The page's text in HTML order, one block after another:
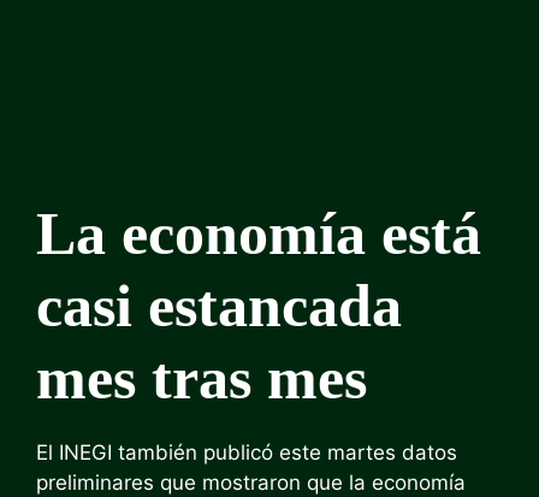
La economía está
casi estancada
mes tras mes
El INEGI también publicó este martes datos
preliminares que mostraron que la economía